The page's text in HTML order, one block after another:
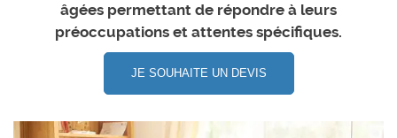
âgées permettant de répondre à leurs
préoccupations et attentes spécifiques.
JE SOUHAITE UN DEVIS